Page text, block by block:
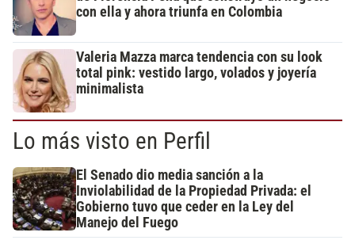
con ella y ahora triunfa en Colombia
Valeria Mazza marca tendencia con su look
total pink: vestido largo, volados y joyería
minimalista
Lo más visto en Perfil
El Senado dio media sanción a la
Inviolabilidad de la Propiedad Privada: el
Gobierno tuvo que ceder en la Ley del
Manejo del Fuego